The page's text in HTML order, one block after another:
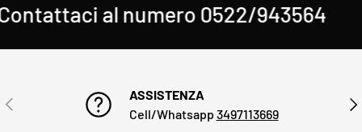
al numero 0522/943564
INDIETRO
ASSISTENZA
Cell/Whatsapp 3497113669